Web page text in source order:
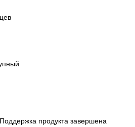
продукта завершена